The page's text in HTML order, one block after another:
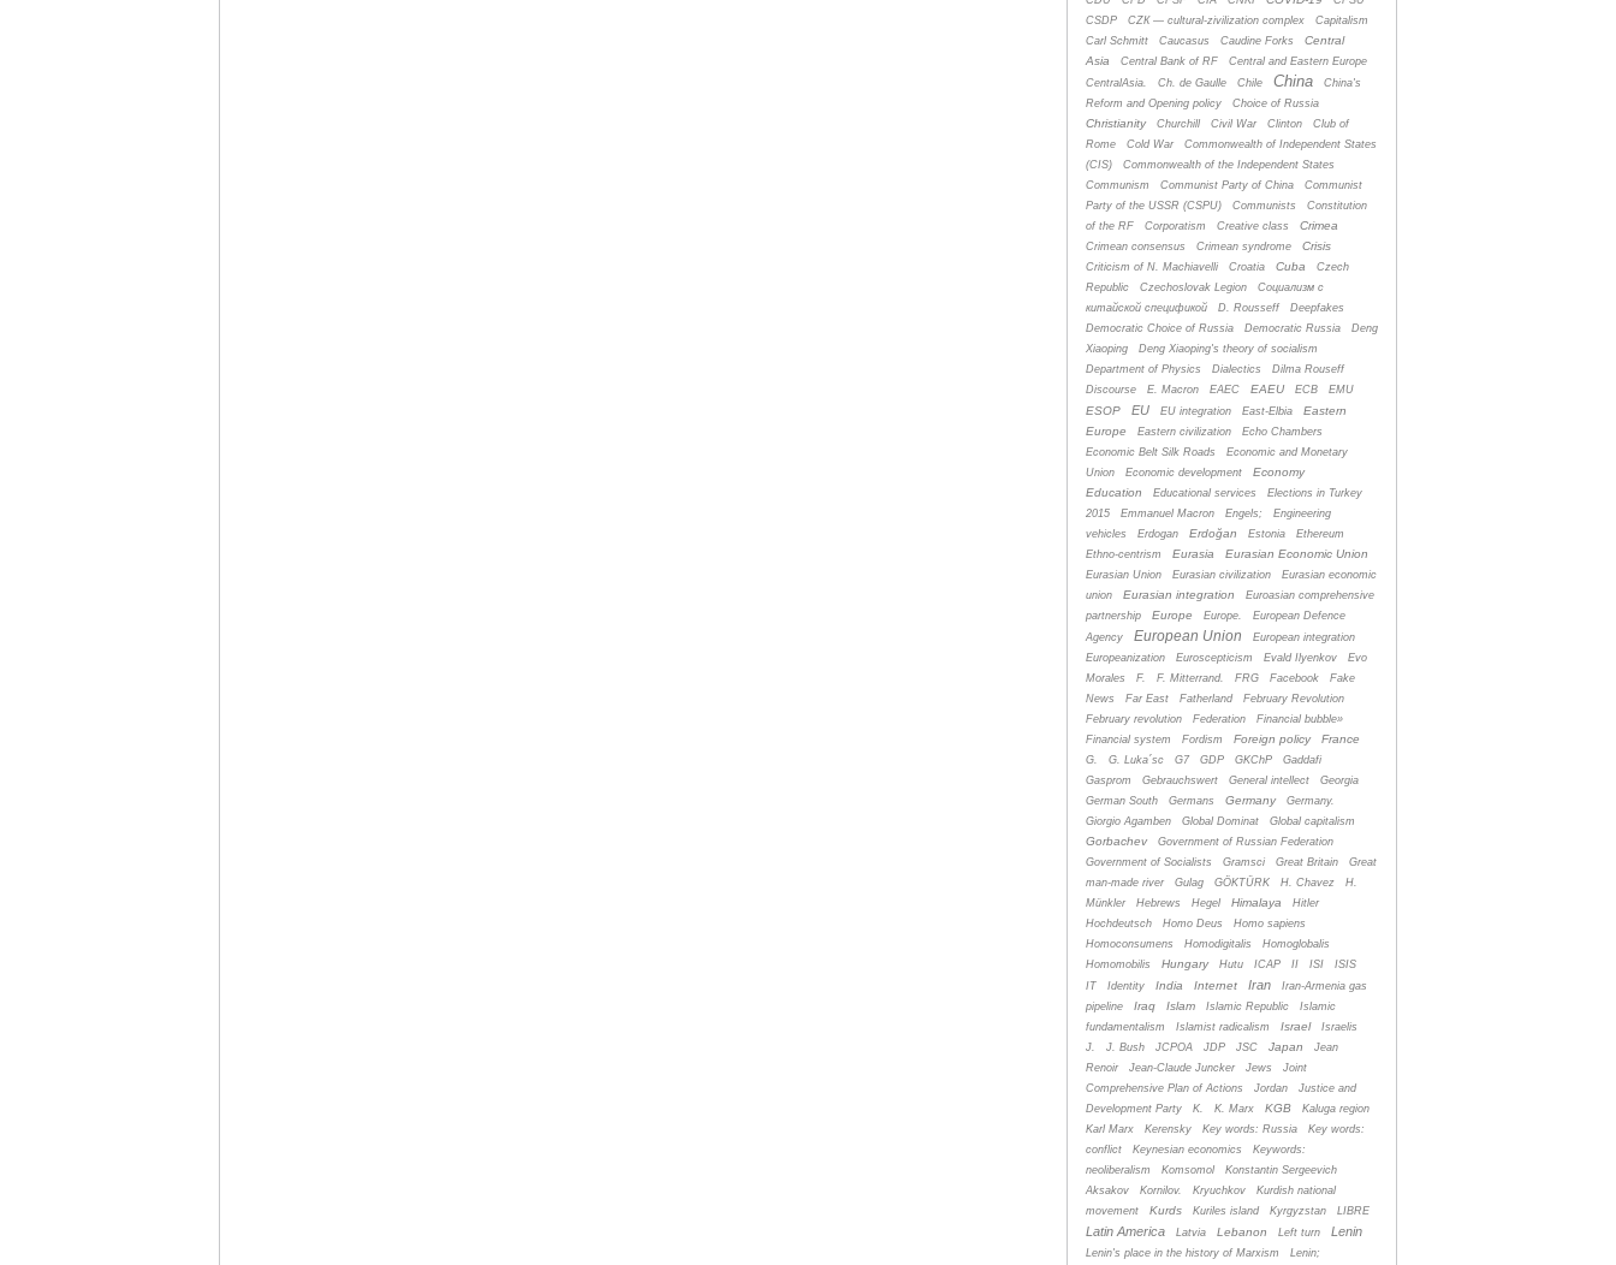
CSDP
CZК — cultural-zivilization complex
Capitalism
Carl Schmitt
Caucasus Caudine Forks
Central
Asia
Central Bank of RF
Central and Eastern Europe
CentralAsia.
Ch. de Gaulle Chile China
China's
Reform and Opening policy
Choice of Russia
Christianity Churchill Civil War Clinton
Club of
Rome
Cold War
Commonwealth of Independent States
(CIS)
Commonwealth of the Independent States
Communism
Communist Party of China
Communist
Party of the USSR (CSPU)
Communists
Constitution
of the RF
Corporatism Creative class Crimea
Crimean consensus Crimean syndrome Crisis
Criticism of N. Machiavelli Croatia Cuba
Czech
Republic
Czechoslovak Legion
Cоциализм с
китайской спецификой
D. Rousseff
Deepfakes
Democratic Choice of Russia
Democratic Russia
Deng
Xiaoping
Deng Xiaoping's theory of socialism
Department of Physics
Dialectics
Dilma Rouseff
Discourse
E. Macron EAEC EAEU ECB EMU
ESOP EU EU integration East-Elbia
Eastern
Europe
Eastern civilization
Echo Chambers
Economic Belt Silk Roads
Economic and Monetary
Union
Economic development
Economy
Education
Educational services
Elections in Turkey
2015
Emmanuel Macron Engels;
Engineering
vehicles
Erdogan Erdoğan Estonia
Ethereum
Ethno-centrism
Eurasia Eurasian Economic Union
Eurasian Union Eurasian civilization
Eurasian economic
union
Eurasian integration
Euroasian comprehensive
partnership
Europe Europe.
European Defence
Agency
European Union
European integration
Europeanization
Euroscepticism Evald Ilyenkov
Evo
Morales
F. F. Mitterrand. FRG Facebook
Fake
News
Far East Fatherland
February Revolution
February revolution
Federation
Financial bubble»
Financial system
Fordism Foreign policy France
G. G. Luka´sc G7 GDP GKChP
Gaddafi
Gasprom
Gebrauchswert General intellect
Georgia
German South
Germans Germany
Germany.
Giorgio Agamben
Global Dominat Global capitalism
Gorbachev
Government of Russian Federation
Government of Socialists
Gramsci Great Britain
Great
man-made river
Gulag GÖKTÜRK H. Chavez
H.
Münkler
Hebrews Hegel Himalaya
Hitler
Hochdeutsch
Homo Deus
Homo sapiens
Homoconsumens
Homodigitalis
Homoglobalis
Homomobilis
Hungary Hutu ICAP II ISI
ISIS
IT
Identity India Internet Iran
Iran-Armenia gas
pipeline
Iraq Islam Islamic Republic
Islamic
fundamentalism
Islamist radicalism Israel
Israelis
J.
J. Bush JCPOA JDP JSC Japan
Jean
Renoir
Jean-Claude Juncker Jews
Joint
Comprehensive Plan of Actions
Jordan
Justice and
Development Party
K. K. Marx KGB
Kaluga region
Karl Marx
Kerensky Key words: Russia
Key words:
conflict
Keynesian economics
Keywords:
neoliberalism
Komsomol
Konstantin Sergeevich
Aksakov
Kornilov. Kryuchkov
Kurdish national
movement
Kurds Kuriles island Kyrgyzstan LIBRE
Latin America Latvia Lebanon Left turn Lenin
Lenin's place in the history of Marxism
Lenin;